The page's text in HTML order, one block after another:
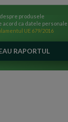
produsele
acord ca datele personale
UE 679/2016